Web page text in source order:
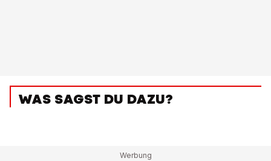
WAS SAGST DU DAZU?